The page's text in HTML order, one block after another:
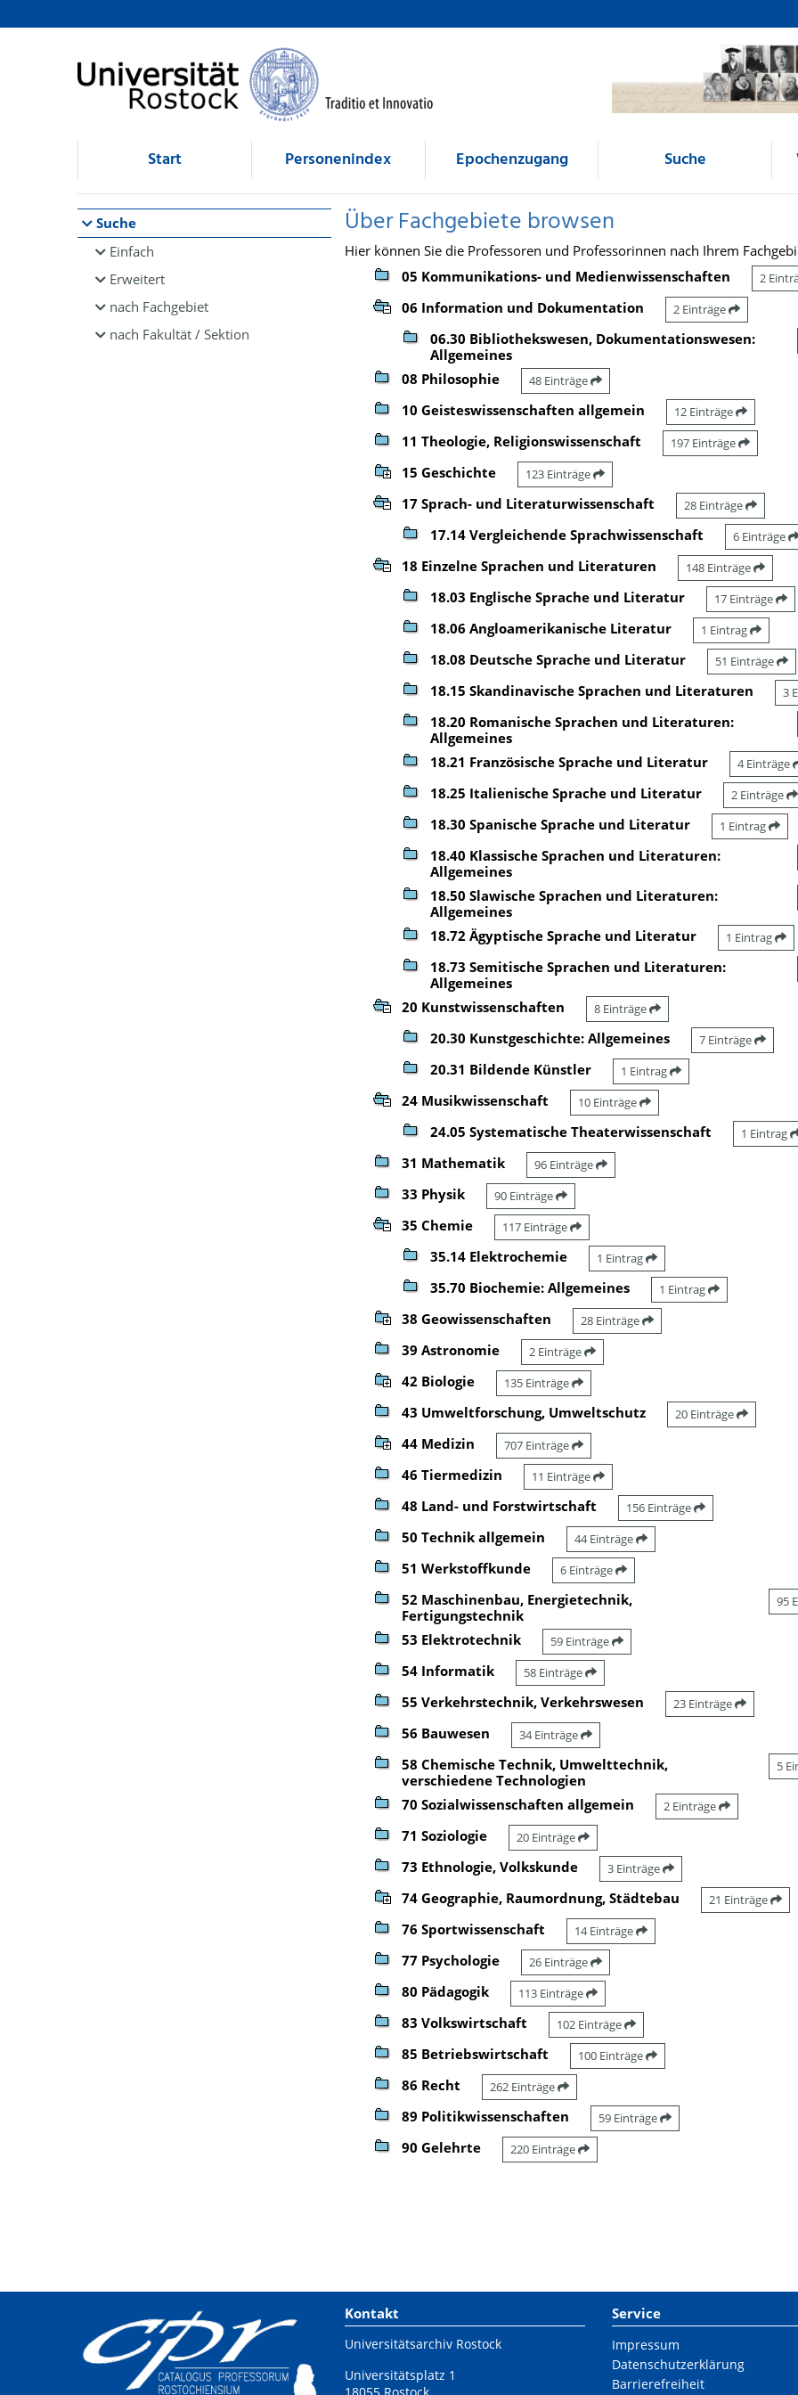
Browsen
direkt zum Inhalt
Start Personenindex Epochenzugang Suche
Suche
Einfach
Erweitert
nach Fachgebiet
nach Fakultät / Sektion
Über Fachgebiete browsen
Hier können Sie die Professoren und Professorinnen nach Ihrem
05 Kommunikations- und Medienwissenschaften
2
06 Information und Dokumentation 2 Einträge
06.30 Bibliothekswesen, Dokumentationswesen:
Allgemeines
08 Philosophie 48 Einträge
10 Geisteswissenschaften allgemein 12 Einträge
11 Theologie, Religionswissenschaft 197 Einträge
15 Geschichte 123 Einträge
17 Sprach- und Literaturwissenschaft 28 Einträge
17.14 Vergleichende Sprachwissenschaft 6 Einträge
18 Einzelne Sprachen und Literaturen 148 Einträge
18.03 Englische Sprache und Literatur 17 Einträge
18.06 Angloamerikanische Literatur 1 Eintrag
18.08 Deutsche Sprache und Literatur 51 Einträge
18.15 Skandinavische Sprachen und Literaturen 3
18.20 Romanische Sprachen und Literaturen:
Allgemeines
18.21 Französische Sprache und Literatur 4 Einträge
18.25 Italienische Sprache und Literatur 2 Einträge
18.30 Spanische Sprache und Literatur 1 Eintrag
18.40 Klassische Sprachen und Literaturen:
Allgemeines
18.50 Slawische Sprachen und Literaturen:
Allgemeines
18.72 Ägyptische Sprache und Literatur 1 Eintrag
18.73 Semitische Sprachen und Literaturen:
Allgemeines
20 Kunstwissenschaften 8 Einträge
20.30 Kunstgeschichte: Allgemeines 7 Einträge
20.31 Bildende Künstler 1 Eintrag
24 Musikwissenschaft 10 Einträge
24.05 Systematische Theaterwissenschaft 1 Eintrag
31 Mathematik 96 Einträge
33 Physik 90 Einträge
35 Chemie 117 Einträge
35.14 Elektrochemie 1 Eintrag
35.70 Biochemie: Allgemeines 1 Eintrag
38 Geowissenschaften 28 Einträge
39 Astronomie 2 Einträge
42 Biologie 135 Einträge
43 Umweltforschung, Umweltschutz 20 Einträge
44 Medizin 707 Einträge
46 Tiermedizin 11 Einträge
48 Land- und Forstwirtschaft 156 Einträge
50 Technik allgemein 44 Einträge
51 Werkstoffkunde 6 Einträge
52 Maschinenbau, Energietechnik,
Fertigungstechnik
95
53 Elektrotechnik 59 Einträge
54 Informatik 58 Einträge
55 Verkehrstechnik, Verkehrswesen 23 Einträge
56 Bauwesen 34 Einträge
58 Chemische Technik, Umwelttechnik,
verschiedene Technologien
5
70 Sozialwissenschaften allgemein 2 Einträge
71 Soziologie 20 Einträge
73 Ethnologie, Volkskunde 3 Einträge
74 Geographie, Raumordnung, Städtebau 21 Einträge
76 Sportwissenschaft 14 Einträge
77 Psychologie 26 Einträge
80 Pädagogik 113 Einträge
83 Volkswirtschaft 102 Einträge
85 Betriebswirtschaft 100 Einträge
86 Recht 262 Einträge
89 Politikwissenschaften 59 Einträge
90 Gelehrte 220 Einträge
Kontakt
Universitätsarchiv Rostock
Universitätsplatz 1
Service
Impressum
Datenschutzerklärung
Barrierefreiheit